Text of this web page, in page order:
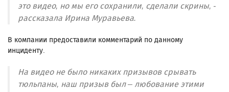
это видео, но мы его сохранили, сделали скрины, -
рассказала Ирина Муравьева.
В компании предоставили комментарий по данному
инциденту.
На видео не было никаких призывов срывать
тюльпаны, наш призыв был – любование этими